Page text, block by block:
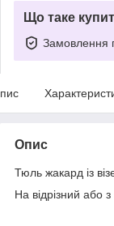
Що таке
Замовлення
Опис
Тюль жакард із
На відрізний або